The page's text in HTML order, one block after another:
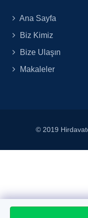
Ana Sayfa
Biz Kimiz
Bize Ulaşın
Makaleler
© 2019